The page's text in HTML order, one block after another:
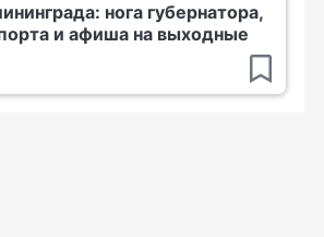
нога губернатора,
и афиша на выходные